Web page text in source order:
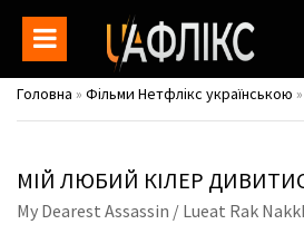
Головна » Фільми Нетфлікс українською »
МІЙ ЛЮБИЙ КІЛЕР
My Dearest Assassin / Lueat Rak